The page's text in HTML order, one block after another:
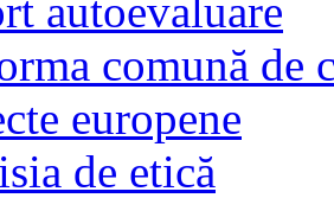
autoevaluare
comună de
europene
de etică